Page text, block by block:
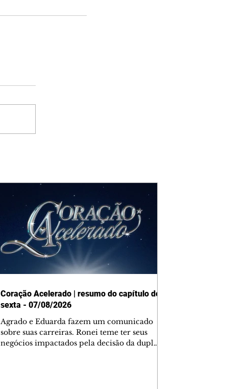
Coração Acelerado | resumo do capítulo de
sexta - 07/08/2026
Agrado e Eduarda fazem um comunicado
sobre suas carreiras. Ronei teme ter seus
negócios impactados pela decisão da dupla.